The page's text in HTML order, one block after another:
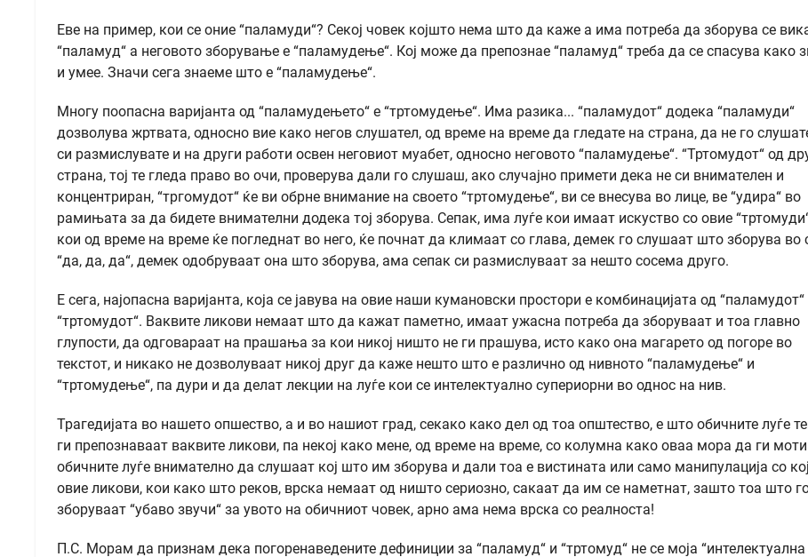
Еве на пример, кои се оние “паламуди“? Секој човек којшто нема што да каже а има потреба да зборува се
“паламуд“ а неговото зборување е “паламудење“. Кој може да препознае “паламуд“ треба да се спасува како
и умее. Значи сега знаеме што е “паламудење“.
Многу поопасна варијанта од “паламудењето“ е “тртомудење“. Има разика... “паламудот“ додека “паламуди“
дозволува жртвата, односно вие како негов слушател, од време на време да гледате на страна, да не го
си размислувате и на други работи освен неговиот муабет, односно неговото “паламудење“. “Тртомудот“ од
страна, тој те гледа право во очи, проверува дали го слушаш, ако случајно примети дека не си внимателен и
концентриран, “тргомудот“ ќе ви обрне внимание на своето “тртомудење“, ви се внесува во лице, ве “удира“ во
рамињата за да бидете внимателни додека тој зборува. Сепак, има луѓе кои имаат искуство со овие
кои од време на време ќе погледнат во него, ќе почнат да климаат со глава, демек го слушаат што зборува во
“да, да, да“, демек одобруваат она што зборува, ама сепак си размислуваат за нешто сосема друго.
Е сега, најопасна варијанта, која се јавува на овие наши кумановски простори е комбинацијата од “паламудот“
“тртомудот“. Ваквите ликови немаат што да кажат паметно, имаат ужасна потреба да зборуваат и тоа главно
глупости, да одговараат на прашања за кои никој ништо не ги прашува, исто како она магарето од погоре во
текстот, и никако не дозволуваат никој друг да каже нешто што е различно од нивното “паламудење“ и
“тртомудење“, па дури и да делат лекции на луѓе кои се интелектуално супериорни во однос на нив.
Трагедијата во нашето опшество, а и во нашиот град, секако како дел од тоа општество, е што обичните луѓе
ги препознаваат ваквите ликови, па некој како мене, од време на време, со колумна како оваа мора да ги
обичните луѓе внимателно да слушаат кој што им зборува и дали тоа е вистината или само манипулација со
овие ликови, кои како што реков, врска немаат од ништо сериозно, сакаат да им се наметнат, зашто тоа што
зборуваат “убаво звучи“ за увото на обичниот човек, арно ама нема врска со реалноста!
П.С. Морам да признам дека погоренаведените дефиниции за “паламуд“ и “тртомуд“ не се моја “интелектуална